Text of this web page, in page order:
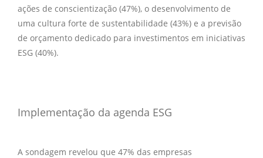
ações de conscientização (47%), o desenvolvimento de
uma cultura forte de sustentabilidade (43%) e a previsão
de orçamento dedicado para investimentos em iniciativas
ESG (40%).
Implementação da agenda ESG
A sondagem revelou que 47% das empresas